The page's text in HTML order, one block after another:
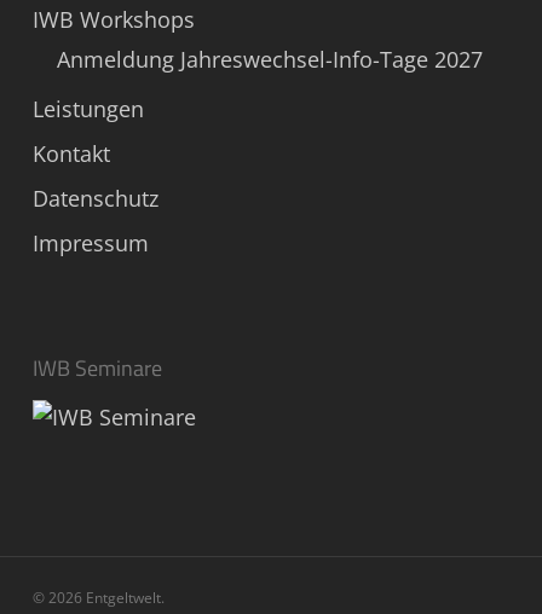
IWB Workshops
Anmeldung Jahreswechsel-Info-Tage 2027
Leistungen
Kontakt
Datenschutz
Impressum
IWB Seminare
© 2026 Entgeltwelt.